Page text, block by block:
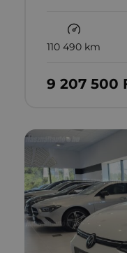
110 490 km
9‏‏‎ ‎207‏‏‎ ‎500